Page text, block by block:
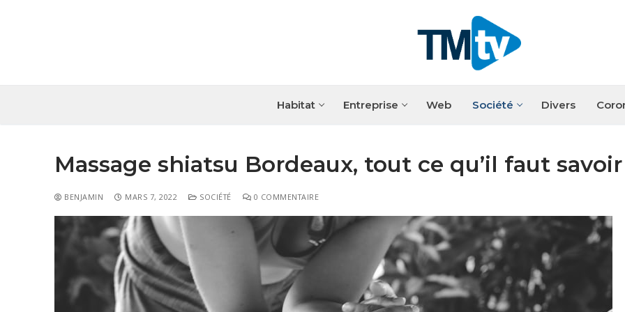
Habitat Entreprise Web Société Divers
Habitat
Travaux
Entreprise
Massage shiatsu Bordeaux, tout ce qu’il faut savoir
BENJAMIN MARS 7, 2022 SOCIÉTÉ 0 COMMENTAIRE